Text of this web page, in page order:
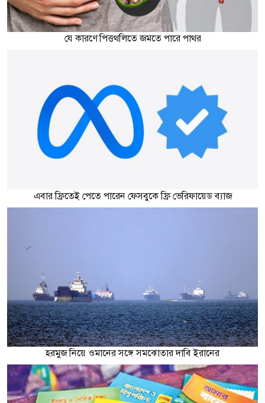
যে কারণে পিত্তথলিতে জমতে পারে পাথর
এবার ফ্রিতেই পেতে পারেন ফেসবুকে ফ্রি ভেরিফায়েড ব্যাজ
হরমুজ নিয়ে ওমানের সঙ্গে সমঝোতার দাবি ইরানের